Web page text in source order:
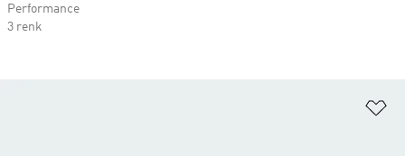
Performance
3 renk